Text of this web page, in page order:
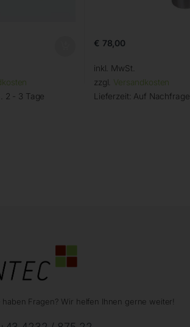
2 - 3 Tage
€ 78,00
inkl. MwSt.
zzgl. Versandkosten
Lieferzeit: Auf Nachfrage
haben Fragen? Wir helfen Ihnen gerne weiter!